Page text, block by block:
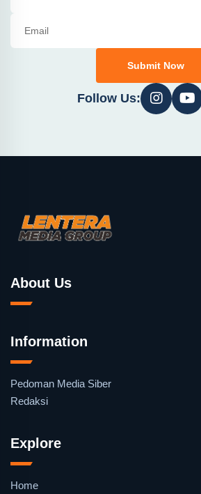
Submit Now
Follow Us:
About Us
Information
Pedoman Media Siber
Redaksi
Explore
Home